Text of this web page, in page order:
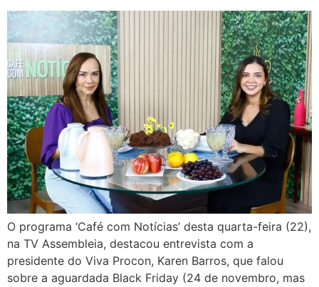
O programa ‘Café com Notícias’ desta quarta-feira (22),
na TV Assembleia, destacou entrevista com a
presidente do Viva Procon, Karen Barros, que falou
sobre a aguardada Black Friday (24 de novembro, mas